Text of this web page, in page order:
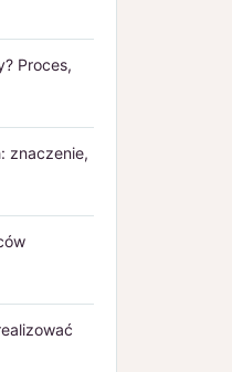
Proces,
znaczenie,